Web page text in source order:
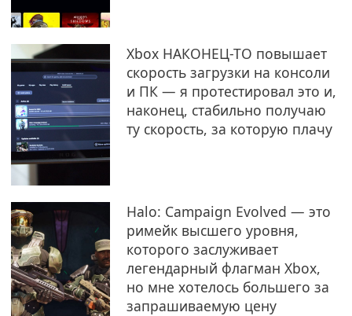
Xbox НАКОНЕЦ-ТО повышает
скорость загрузки на консоли
и ПК — я протестировал это и,
наконец, стабильно получаю
ту скорость, за которую плачу
Halo: Campaign Evolved — это
римейк высшего уровня,
которого заслуживает
легендарный флагман Xbox,
но мне хотелось большего за
запрашиваемую цену